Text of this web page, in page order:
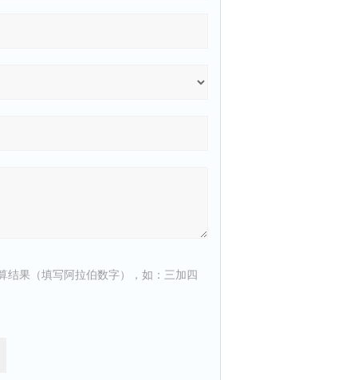
结果（填写阿拉伯数字），如：三加四